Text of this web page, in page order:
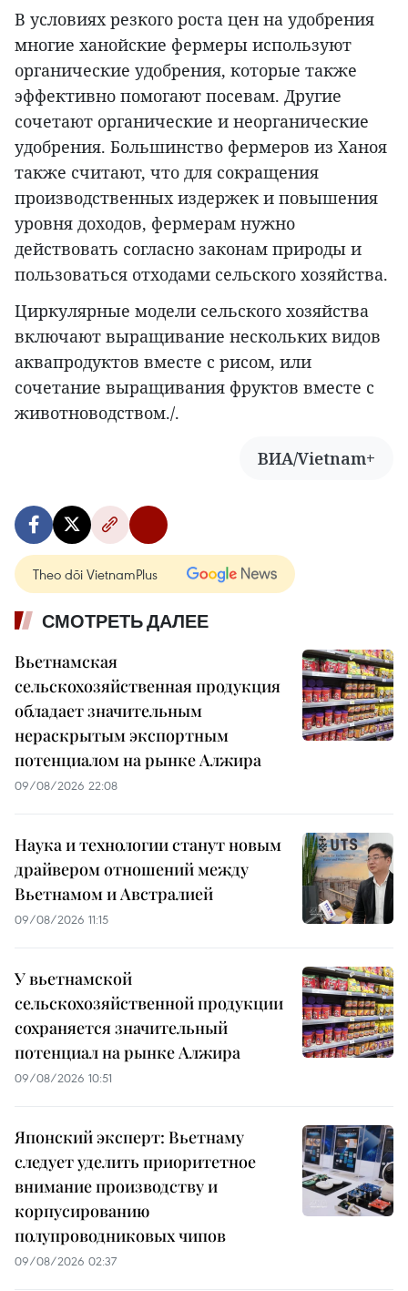
В условиях резкого роста цен на удобрения
многие ханойские фермеры используют
органические удобрения, которые также
эффективно помогают посевам. Другие
сочетают органические и неорганические
удобрения. Большинство фермеров из Ханоя
также считают, что для сокращения
производственных издержек и повышения
уровня доходов, фермерам нужно
действовать согласно законам природы и
пользоваться отходами сельского хозяйства.
Циркулярные модели сельского хозяйства
включают выращивание нескольких видов
аквапродуктов вместе с рисом, или
сочетание выращивания фруктов вместе с
животноводством./.
ВИА/Vietnam+
Theo dõi VietnamPlus
СМОТРЕТЬ ДАЛЕЕ
Вьетнамская
сельскохозяйственная продукция
обладает значительным
нераскрытым экспортным
потенциалом на рынке Алжира
09/08/2026 22:08
Наука и технологии станут новым
драйвером отношений между
Вьетнамом и Австралией
09/08/2026 11:15
У вьетнамской
сельскохозяйственной продукции
сохраняется значительный
потенциал на рынке Алжира
09/08/2026 10:51
Японский эксперт: Вьетнаму
следует уделить приоритетное
внимание производству и
корпусированию
полупроводниковых чипов
09/08/2026 02:37